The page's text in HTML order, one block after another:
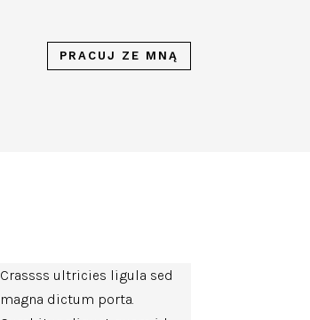
PRACUJ ZE MNĄ
Crassss ultricies ligula sed
magna dictum porta.